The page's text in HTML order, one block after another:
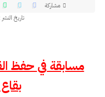
تاريخ النشر : 24/05/2013
مشاركة
مسابقة في حفظ